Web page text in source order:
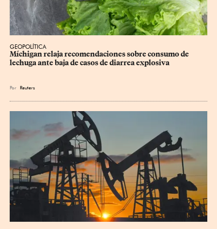
GEOPOLÍTICA
Míchigan relaja recomendaciones sobre consumo de
lechuga ante baja de casos de diarrea explosiva
Por Reuters